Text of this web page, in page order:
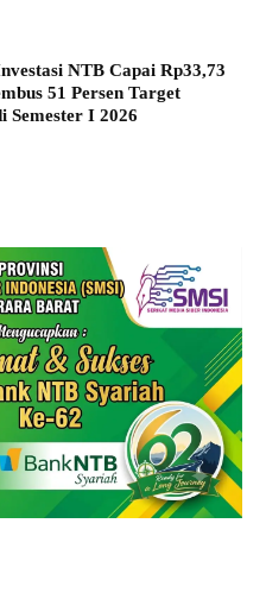
NTB Capai Rp33,73
51 Persen Target
Semester I 2026